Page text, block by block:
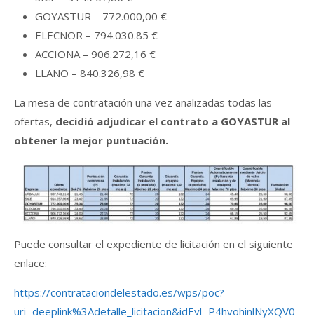
GOYASTUR – 772.000,00 €
ELECNOR – 794.030.85 €
ACCIONA – 906.272,16 €
LLANO – 840.326,98 €
La mesa de contratación una vez analizadas todas las
ofertas, decidió adjudicar el contrato a GOYASTUR al
obtener la mejor puntuación.
Puede consultar el expediente de licitación en el siguiente
enlace:
https://contrataciondelestado.es/wps/poc?
uri=deeplink%3Adetalle_licitacion&idEvl=P4hvohinlNyXQV0